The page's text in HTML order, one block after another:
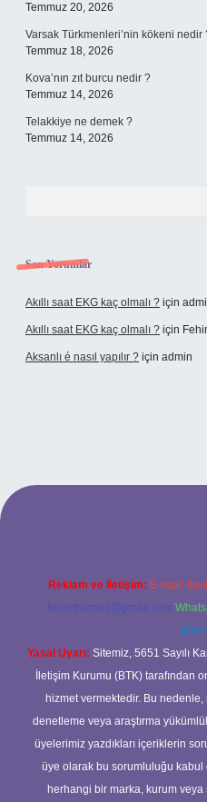
Temmuz 20, 2026
Varsak Türkmenleri’nin kökeni nedir
Temmuz 18, 2026
Kova’nın zıt burcu nedir ?
Temmuz 14, 2026
Telakkiye ne demek ?
Temmuz 14, 2026
Son Yorumlar
Akıllı saat EKG kaç olmalı ? için
Akıllı saat EKG kaç olmalı ? için
Aksanlı é nasıl yapılır ? için admin
Reklam ve İletişim: E-mail:
forumhizmeti@gmail.com
Yasal Uyarı: Sitemiz, 5651 Sayılı
İletişim Kurumu (BTK) tarafından
hizmet vermektedir. Bu
denetleme veya araştırma
üyelerimiz yazdıkları içeriklerin
üye olarak bu sorumluluğu kabul
herhangi bir marka, kurum veya